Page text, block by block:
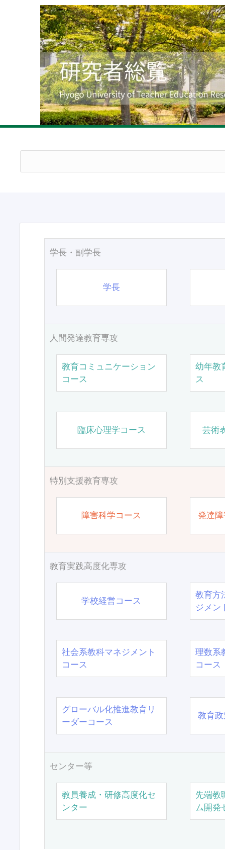
学長・副学長
学長
人間発達教育専攻
教育コミュニケーション
コース
幼年教
ス
臨床心理学コース 芸術
特別支援教育専攻
障害科学コース 発達
教育実践高度化専攻
学校経営コース
教育方
ジメン
社会系教科マネジメント
コース
理数系
コース
グローバル化推進教育リ
ーダーコース
教育
センター等
教員養成・研修高度化セ
ンター
先端教
ム開発